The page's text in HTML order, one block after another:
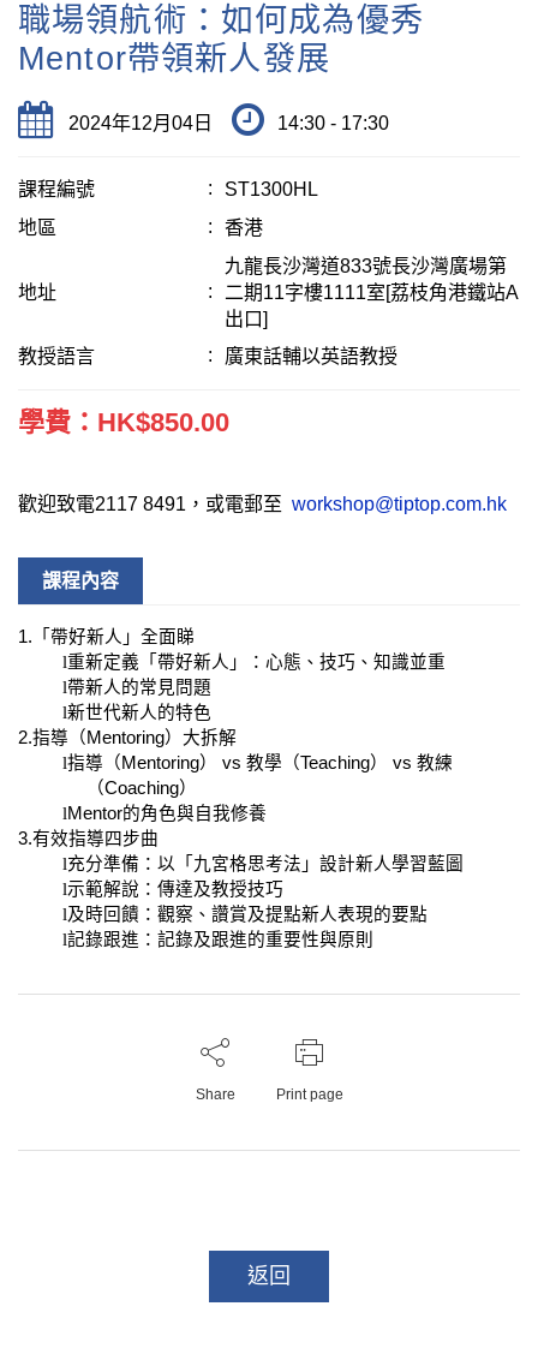
職場領航術：如何成為優秀
Mentor帶領新人發展
2024年12月04日 14:30 - 17:30
課程編號
ST1300HL
地區
香港
地址
九龍長沙灣道833號長沙灣廣場第
二期11字樓1111室[荔枝角港鐵站A
出口]
教授語言
廣東話輔以英語教授
學費：HK$850.00
歡迎致電2117 8491，或電郵至 ​ workshop@tiptop.com.hk
課程內容
1. 「帶好新人」全面睇
l重新定義「帶好新人」：心態、技巧、知識並重
l帶新人的常見問題
l新世代新人的特色
2.指導（Mentoring）大拆解
l指導（Mentoring） vs教學（Teaching） vs教練
（Coaching）
lMentor的角色與自我修養
3.有效指導四步曲
l充分準備：以「九宮格思考法」設計新人學習藍圖
l示範解說：傳達及教授技巧
l及時回饋：觀察、讚賞及提點新人表現的要點
l記錄跟進：記錄及跟進的重要性與原則
Share Print page
返回